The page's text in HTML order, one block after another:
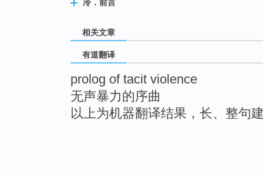
冷．前言
相关文章
有道翻译
prolog of tacit violence
无声暴力的序曲
以上为机器翻译结果，长、整句